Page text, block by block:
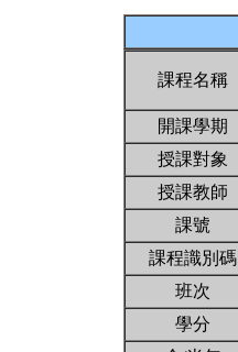
課程名稱
開課學期
授課對象
授課教師
課號
課程識別碼
班次
學分